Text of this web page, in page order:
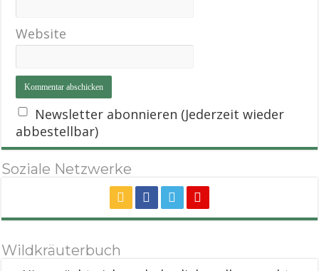
Website
Newsletter abonnieren (Jederzeit wieder
abbestellbar)
Soziale Netzwerke
Wildkräuterbuch